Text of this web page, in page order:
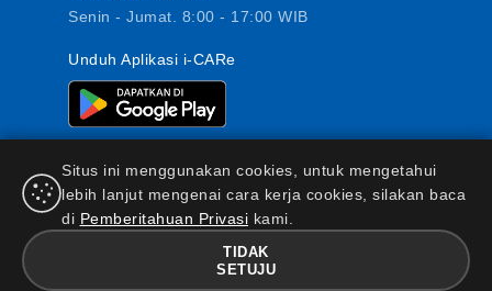
Senin - Jumat. 8:00 - 17:00 WIB
Unduh Aplikasi i-CARe
PT AJ Central Asia Raya berizin dan diawasi oleh
Otoritas Jasa Keuangan
Maklumat & Pernyataan
Kebijakan Keamanan
Situs ini menggunakan cookies, untuk mengetahui
lebih lanjut mengenai cara kerja cookies, silakan baca
di Pemberitahuan Privasi kami.
TIDAK
SETUJU